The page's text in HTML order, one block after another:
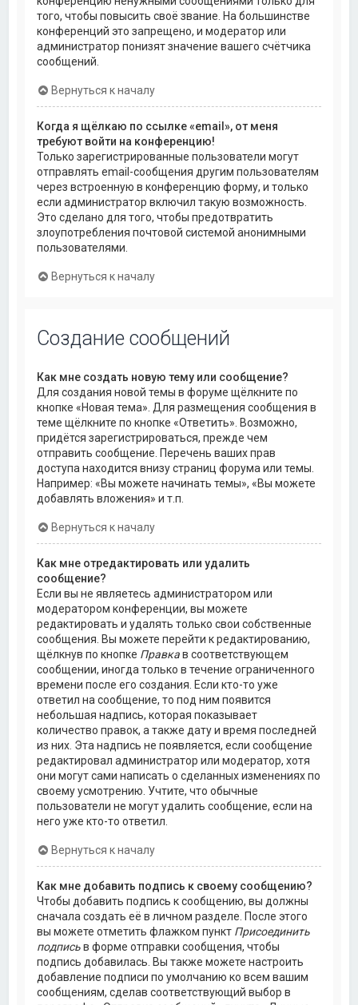
того, чтобы повысить своё звание. На большинстве
конференций это запрещено, и модератор или
администратор понизят значение вашего счётчика
сообщений.
Вернуться к началу
Когда я щёлкаю по ссылке «email», от меня
требуют войти на конференцию!
Только зарегистрированные пользователи могут
отправлять email-сообщения другим пользователям
через встроенную в конференцию форму, и только
если администратор включил такую возможность.
Это сделано для того, чтобы предотвратить
злоупотребления почтовой системой анонимными
пользователями.
Вернуться к началу
Создание сообщений
Как мне создать новую тему или сообщение?
Для создания новой темы в форуме щёлкните по
кнопке «Новая тема». Для размещения сообщения в
теме щёлкните по кнопке «Ответить». Возможно,
придётся зарегистрироваться, прежде чем
отправить сообщение. Перечень ваших прав
доступа находится внизу страниц форума или темы.
Например: «Вы можете начинать темы», «Вы можете
добавлять вложения» и т.п.
Вернуться к началу
Как мне отредактировать или удалить
сообщение?
Если вы не являетесь администратором или
модератором конференции, вы можете
редактировать и удалять только свои собственные
сообщения. Вы можете перейти к редактированию,
щёлкнув по кнопке Правкав соответствующем
сообщении, иногда только в течение ограниченного
времени после его создания. Если кто-то уже
ответил на сообщение, то под ним появится
небольшая надпись, которая показывает
количество правок, а также дату и время последней
из них. Эта надпись не появляется, если сообщение
редактировал администратор или модератор, хотя
они могут сами написать о сделанных изменениях по
своему усмотрению. Учтите, что обычные
пользователи не могут удалить сообщение, если на
него уже кто-то ответил.
Вернуться к началу
Как мне добавить подпись к своему сообщению?
Чтобы добавить подпись к сообщению, вы должны
сначала создать её в личном разделе. После этого
вы можете отметить флажком пункт Присоединить
подписьв форме отправки сообщения, чтобы
подпись добавилась. Вы также можете настроить
добавление подписи по умолчанию ко всем вашим
сообщениям, сделав соответствующий выбор в